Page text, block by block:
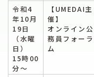
令和4
年10月
19日
（水曜
日）
15時00
分～
【UMEDAI主
催】
オンライン公
務員フォーラ
ム